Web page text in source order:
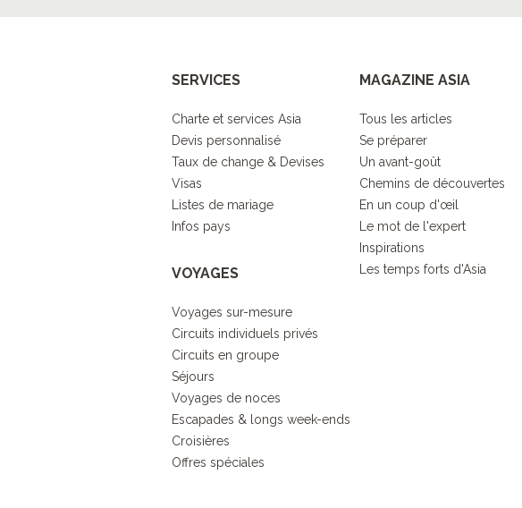
SERVICES
Charte et services Asia
Devis personnalisé
Taux de change & Devises
Visas
Listes de mariage
Infos pays
VOYAGES
Voyages sur-mesure
Circuits individuels privés
Circuits en groupe
Séjours
Voyages de noces
Escapades & longs week-ends
Croisières
Offres spéciales
MAGAZINE ASIA
Tous les articles
Se préparer
Un avant-goût
Chemins de découvertes
En un coup d'œil
Le mot de l'expert
Inspirations
Les temps forts d'Asia